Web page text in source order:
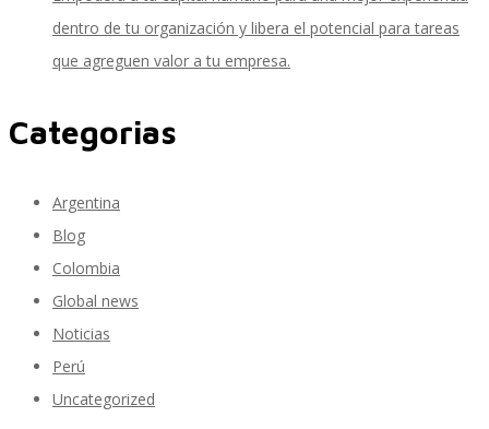
dentro de tu organización y libera el potencial para tareas
que agreguen valor a tu empresa.
Categorias
Argentina
Blog
Colombia
Global news
Noticias
Perú
Uncategorized